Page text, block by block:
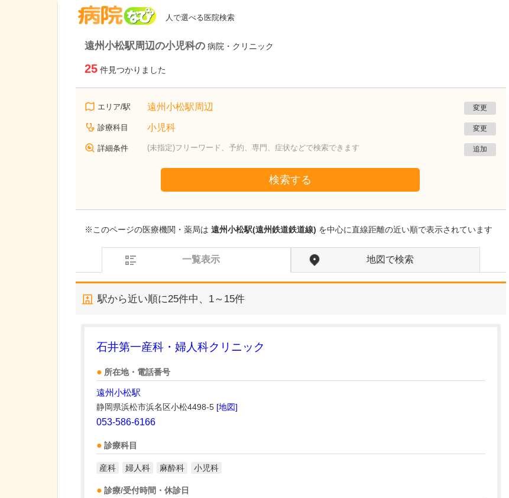
人で選べる医院検索
遠州小松駅周辺の小児科の 病院・クリニック
25 件見つかりました
エリア/駅 遠州小松駅周辺 変更
診療科目 小児科 変更
詳細条件 (未指定)フリーワード、予約、専門、症状などで検索できます 追加
検索する
※このページの医療機関・薬局は 遠州小松駅(遠州鉄道鉄道線) を中心に直線距離の近い順で表示されています
一覧表示 地図で検索
駅から近い順に25件中、 1～15件
石井第一産科・婦人科クリニック
所在地・電話番号
遠州小松駅
静岡県浜松市浜名区小松4498-5 [地図]
053-586-6166
診療科目
産科 婦人科 麻酔科 小児科
診療/受付時間・休診日
群馬県高崎市
土岐医院
小児外科の標榜はかなり珍しいのではないでし
小児外科の開業医は県内